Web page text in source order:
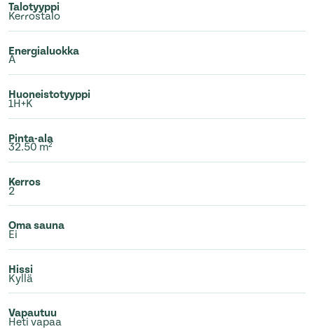
Talotyyppi
Kerrostalo
Energialuokka
A
Huoneistotyyppi
1H+K
Pinta-ala
32.50 m²
Kerros
2
Oma sauna
Ei
Hissi
Kyllä
Vapautuu
Heti vapaa